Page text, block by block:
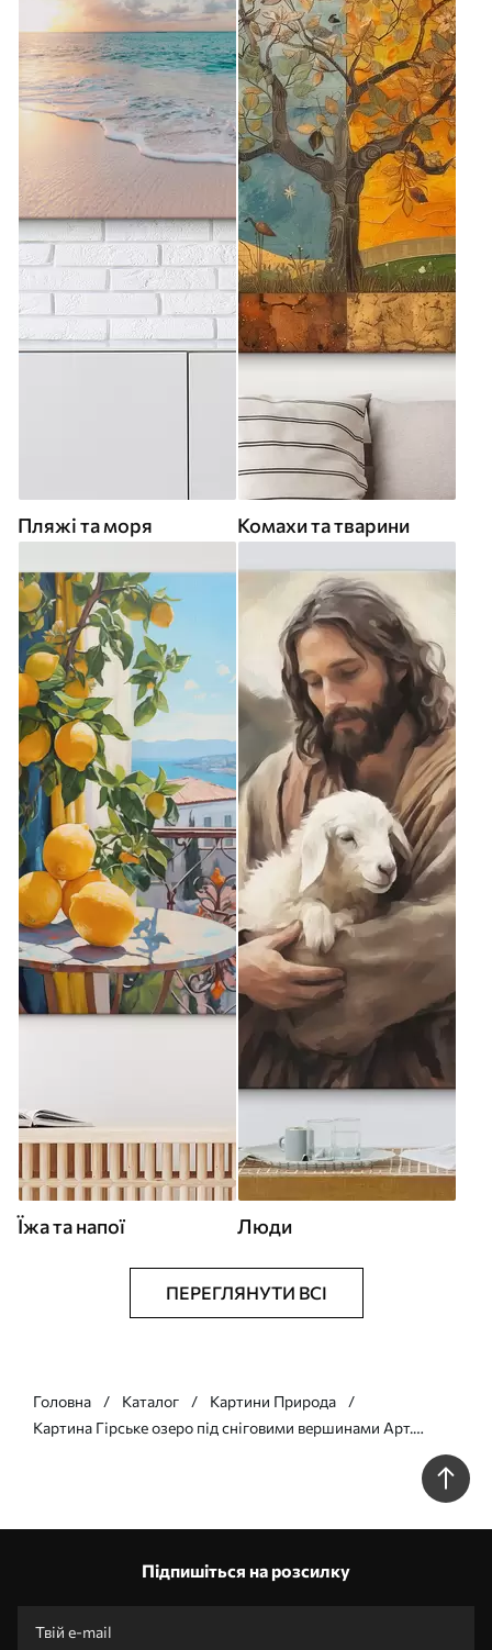
Пляжі та моря Комахи та тварини
Їжа та напої Люди
ПЕРЕГЛЯНУТИ ВСІ
Головна Каталог
Картини Природа
Картина Гірське озеро під сніговими вершинами Арт.
Підпишіться на розсилку